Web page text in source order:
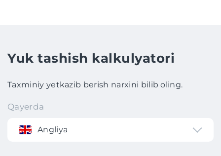
Yuk tashish kalkulyatori
Taxminiy yetkazib berish narxini bilib oling.
Qayerda
Angliya